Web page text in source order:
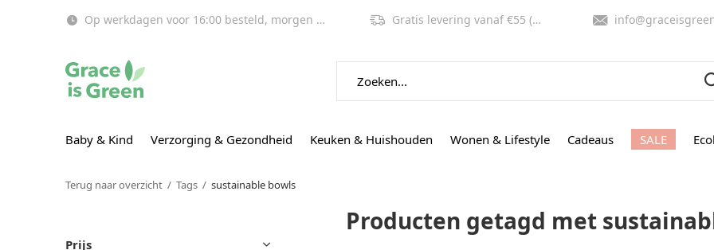
Baby & Kind Verzorging & Gezondheid Keuken & Huishouden Wonen & Lifestyle Cadeaus SALE
Op werkdagen voor 16:00 besteld, morgen in huis! Gratis levering vanaf €55 (NL, BE)
Terug naar overzicht Tags sustainable bowls
Producten getagd met
Prijs